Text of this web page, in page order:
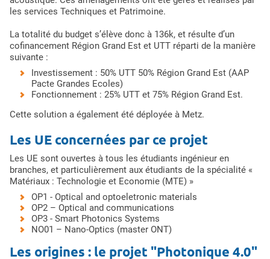
les services Techniques et Patrimoine.
La totalité du budget s’élève donc à 136k, et résulte d’un
cofinancement Région Grand Est et UTT réparti de la manière
suivante :
Investissement : 50% UTT 50% Région Grand Est (AAP
Pacte Grandes Ecoles)
Fonctionnement : 25% UTT et 75% Région Grand Est.
Cette solution a également été déployée à Metz.
Les UE concernées par ce projet
Les UE sont ouvertes à tous les étudiants ingénieur en
branches, et particulièrement aux étudiants de la spécialité «
Matériaux : Technologie et Economie (MTE) »
OP1 - Optical and optoeletronic materials
OP2 – Optical and communications
OP3 - Smart Photonics Systems
NO01 – Nano-Optics (master ONT)
Les origines : le projet "Photonique 4.0"